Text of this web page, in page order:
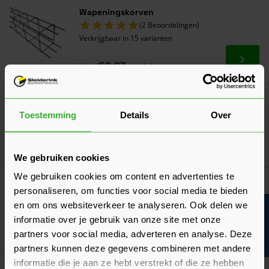
Toestemming Details Over
We gebruiken cookies
We gebruiken cookies om content en advertenties te
personaliseren, om functies voor social media te bieden
en om ons websiteverkeer te analyseren. Ook delen we
informatie over je gebruik van onze site met onze
partners voor social media, adverteren en analyse. Deze
partners kunnen deze gegevens combineren met andere
informatie die je aan ze hebt verstrekt of die ze hebben
Wapeningskorven
(2 Beoordelingen)
Verkrijgbaar in 15 varianten
Vanaf56,87per stuk Ga
Isobouw Powerkist Zijwand 1200x400 mm
per m¹
8,49
In
Meest gekocht! Bouwvakdeals ☀️